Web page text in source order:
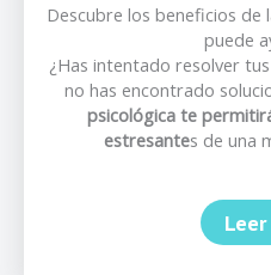
Descubre los beneficios de
puede
¿Has intentado resolver
no has encontrado
psicológica te
estresantes de una